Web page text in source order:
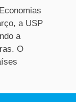
a USP
a
O